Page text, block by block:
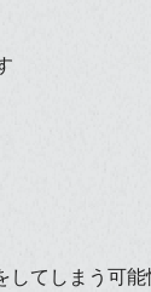
てしまう可